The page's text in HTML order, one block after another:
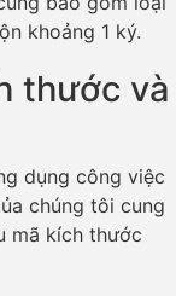
khoảng 1 ký.
thước và
dụng công việc
chúng tôi cung
mã kích thước